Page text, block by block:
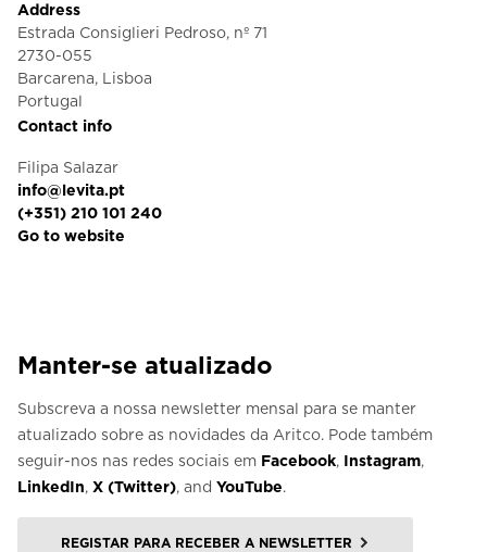
Address
Estrada Consiglieri Pedroso, nº 71
2730-055
Barcarena, Lisboa
Portugal
Contact info
Filipa Salazar
info@levita.pt
(+351) 210 101 240
Go to website
Manter-se atualizado
Subscreva a nossa newsletter mensal para se manter
atualizado sobre as novidades da Aritco. Pode também
seguir-nos nas redes sociais em Facebook, Instagram,
LinkedIn, X (Twitter), and YouTube.
REGISTAR PARA RECEBER A NEWSLETTER